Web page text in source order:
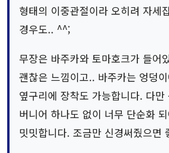
형태의 이중관절이라 오히려 자세
경우도.. ^^;
무장은 바주카와 토마호크가 들어
괜찮은 느낌이고.. 바주카는 엉덩
옆구리에 장착도 가능합니다. 다
버니어 하나도 없이 너무 단순화
밋밋합니다. 조금만 신경써줬으면